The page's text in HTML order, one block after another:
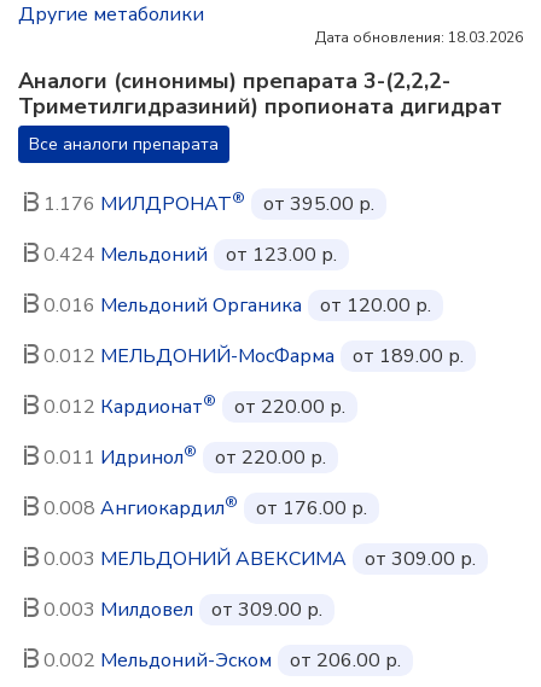
Другие метаболики
Дата обновления: 18.03.2026
Аналоги (синонимы) препарата 3-(2,2,2-
Триметилгидразиний) пропионата дигидрат
Все аналоги препарата
1.176 МИЛДРОНАТ®
от 395.00 р.
0.424 Мельдоний
от 123.00 р.
0.016 Мельдоний Органика
от 120.00 р.
0.012 МЕЛЬДОНИЙ-МосФарма
от 189.00 р.
0.012 Кардионат®
от 220.00 р.
0.011 Идринол®
от 220.00 р.
0.008 Ангиокардил®
от 176.00 р.
0.003 МЕЛЬДОНИЙ АВЕКСИМА
от 309.00 р.
0.003 Милдовел
от 309.00 р.
0.002 Мельдоний-Эском от 206.00 р.